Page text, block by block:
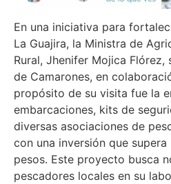
En una iniciativa para
La Guajira, la Ministra de
Rural, Jhenifer Mojica Flórez,
de Camarones, en
propósito de su visita fue la
embarcaciones, kits de
diversas asociaciones de
con una inversión que
pesos. Este proyecto busca
pescadores locales en su